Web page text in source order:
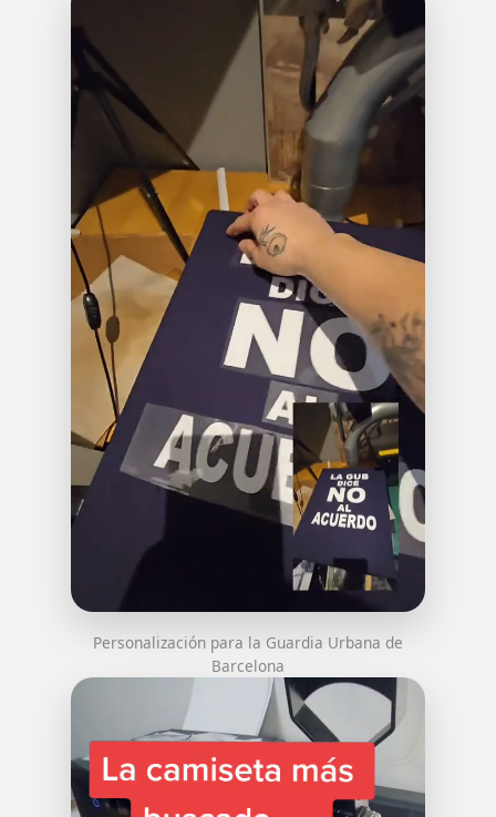
Personalización para la Guardia Urbana de
Barcelona